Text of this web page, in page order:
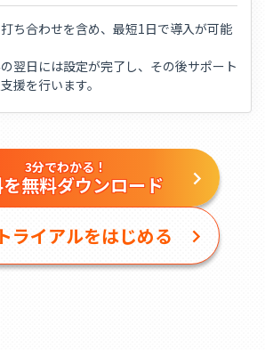
ち合わせを含め、最短1日で導入が可能
翌日には設定が完了し、その後サポート
援を行います。
3分でわかる！
無料ダウンロード
ライアルをはじめる